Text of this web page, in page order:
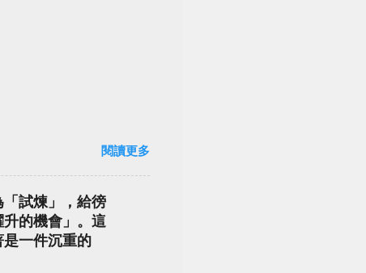
閱讀更多
試煉」，給徬
的機會」。這
一件沉重的